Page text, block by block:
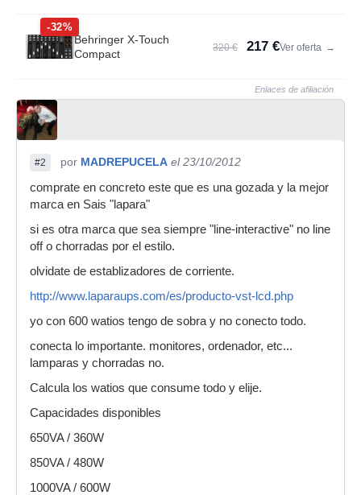
-32%
Behringer X-Touch
Compact
320 € 217 €Ver oferta →
Enlaces de afiliación
#2 por MADREPUCELA el 23/10/2012
comprate en concreto este que es una gozada y la mejor
marca en Sais "lapara"
si es otra marca que sea siempre "line-interactive" no line
off o chorradas por el estilo.
olvidate de establizadores de corriente.
http://www.laparaups.com/es/producto-vst-lcd.php
yo con 600 watios tengo de sobra y no conecto todo.
conecta lo importante. monitores, ordenador, etc...
lamparas y chorradas no.
Calcula los watios que consume todo y elije.
Capacidades disponibles
650VA / 360W
850VA / 480W
1000VA / 600W